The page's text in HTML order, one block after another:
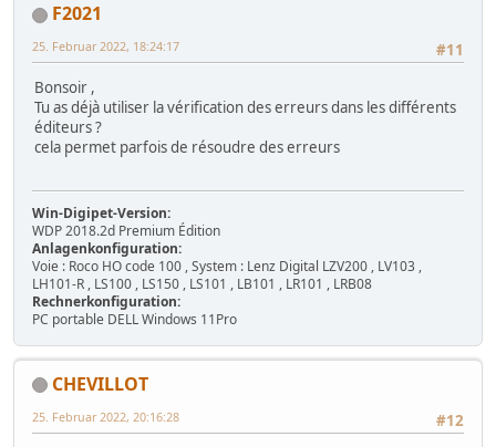
F2021
#11
25. Februar 2022, 18:24:17
Bonsoir ,
Tu as déjà utiliser la vérification des erreurs dans les différents
éditeurs ?
cela permet parfois de résoudre des erreurs
Win-Digipet-Version:
WDP 2018.2d Premium Édition
Anlagenkonfiguration:
Voie : Roco HO code 100 , System : Lenz Digital LZV200 , LV103 ,
LH101-R , LS100 , LS150 , LS101 , LB101 , LR101 , LRB08
Rechnerkonfiguration:
PC portable DELL Windows 11Pro
CHEVILLOT
#12
25. Februar 2022, 20:16:28